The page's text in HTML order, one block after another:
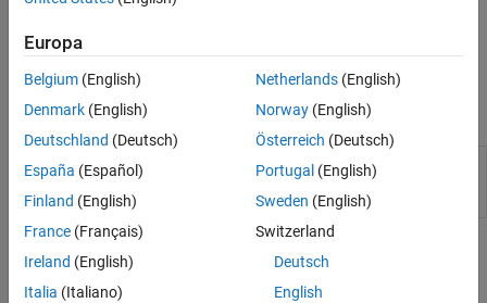
de métricas para recopilar resultados de métricas de forma
programática y guardar los resultados en un informe.
Apps
Model
Design
Dashboard
Recopilar datos de métricas del modelo y
evaluar la calidad en el proyecto(Desde
Clases
expandir todo
Europa
Belgium (English)
Denmark (English)
Deutschland (Deutsch)
España (Español)
Finland (English)
France (Français)
Ireland (English)
Italia (Italiano)
Netherlands(English)
Norway(English)
Österreich (Deutsch)
Portugal (English)
Sweden (English)
Switzerland
Deutsch
English